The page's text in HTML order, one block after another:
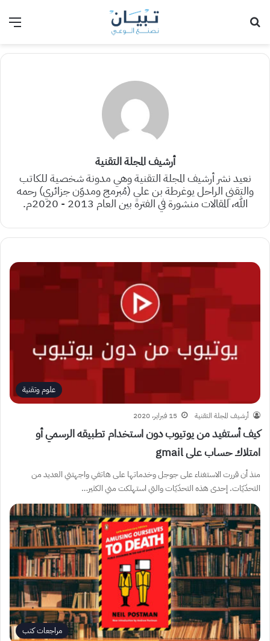
أرشيف المجلة التقنية
نعيد نشر أرشيف المجلة التقنية وهي مدونة شخصية للكاتب
والتقني الراحل يوغرطة بن علي (مُبرمج ومدوّن جزائري) رحمه
الله، المقالات منشورة في الفترة بين العام 2013 - 2020م.
علوم وتقنية
أرشيف المجلة التقنية 15 فبراير، 2020
كيف أستفيد من يوتيوب دون استخدام تطبيقه الرسمي أو
امتلاك حساب على gmail
منذ أن قررت الاستغناء على جوجل وخدماتها على هاتفي واجهتني العديد من
التحدّيّات. إحدى هذه التحدّيّات والتي استهلكت مني الكثير…
مراجعات كتب